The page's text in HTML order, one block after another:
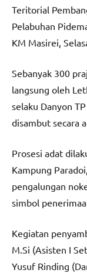
Teritorial
Pelabuhan
KM Masirei,
Sebanyak 300
langsung oleh
selaku Danyon
disambut secara
Prosesi adat
Kampung
pengalungan
simbol
Kegiatan
M.Si (Asisten I
Yusuf Rinding